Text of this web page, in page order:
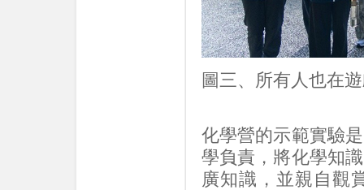
圖三、所有人也在
化學營的示範實驗
學負責，將化學知
廣知識，並親自觀